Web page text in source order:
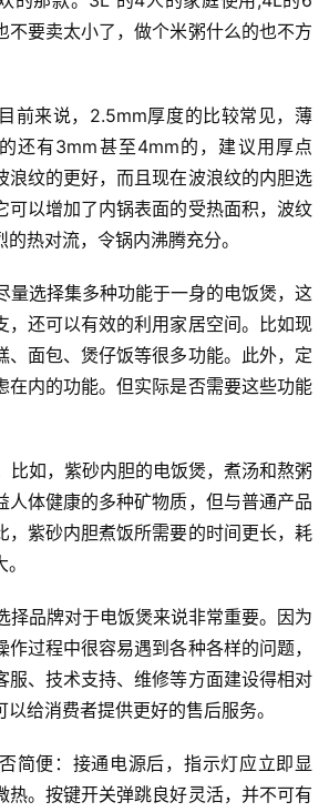
不要卖太小了，做个米粥什么的也不方
还有3mm甚至4mm的，建议用厚点
浪纹的更好，而且现在波浪纹的内胆选
可以增加了内锅表面的受热面积，波纹
热对流，令锅内沸腾充分。
，还可以有效的利用家居空间。比如现
、面包、煲仔饭等很多功能。此外，定
在内的功能。但实际是否需要这些功能
人体健康的多种矿物质，但与普通产品
，紫砂内胆煮饭所需要的时间更长，耗
过程中很容易遇到各种各样的问题，
服、技术支持、维修等方面建设得相对
给消费者提供更好的售后服务。
热。按键开关弹跳良好灵活，并不可有